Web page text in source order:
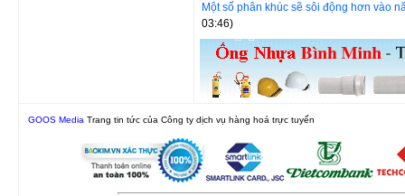
Một số phân khúc sẽ sôi động hơn vào
03:46)
GOOS Media Trang tin tức của Công ty dịch vụ hàng hoá trực tuyến